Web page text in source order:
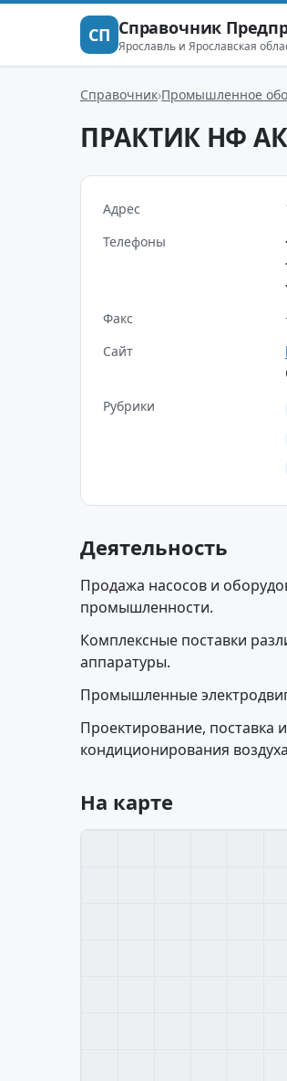
СП Справочник
Ярославль и Ярославская
Справочник Промышленное
ПРАКТИК НФ
Адрес
Телефоны
Факс
Сайт
Рубрики
Деятельность
Продажа насосов и
промышленности.
Комплексные поставки
аппаратуры.
Промышленные
Проектирование, поставка
кондиционирования
На карте